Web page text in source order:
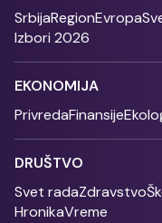
SrbijaRegionEvropa
Izbori 2026
EKONOMIJA
PrivredaFinansije
DRUŠTVO
Svet radaZdravstvo
HronikaVreme